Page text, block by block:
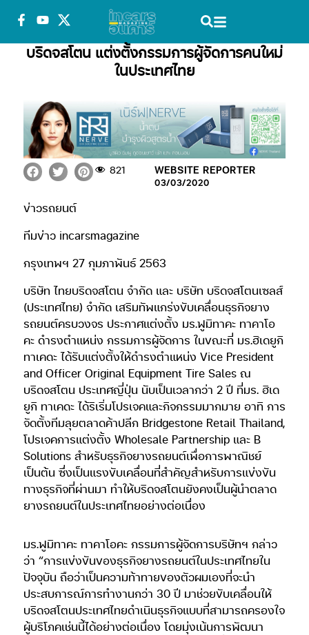
บริดจสโตน แต่งตั้งกรรมการผู้จัดการคนใหม่
ในประเทศไทย
WEBSITE REPORTER
03/03/2020
821
ข่าวรถยนต์
ทีมข่าว incarsmagazine
กรุงเทพฯ 27 กุมภาพันธ์ 2563
บริษัท ไทยบริดจสโตน จำกัด และ บริษัท บริดจสโตนเซลส์
(ประเทศไทย) จำกัด เสริมทัพแกร่งขับเคลื่อนธุรกิจยาง
รถยนต์ครบวงจร ประกาศแต่งตั้ง มร.ฟูมิทาคะ ทาคาโอ
คะ ดำรงตำแหน่ง กรรมการผู้จัดการ ในขณะที่ มร.ฮิเดยูกิ
ทาเคดะ ได้รับแต่งตั้งให้ดำรงตำแหน่ง Vice President
and Officer Original Equipment Tire Sales ณ
บริดจสโตน ประเทศญี่ปุ่น นับเป็นเวลากว่า 2 ปี ที่มร. ฮิเด
ยูกิ ทาเคดะ ได้ริเริ่มโปรเจคและกิจกรรมมากมาย อาทิ การ
จัดตั้งทีมลุยตลาดค้าปลีก Bridgestone Retail Thailand,
โปรเจคการแต่งตั้ง Wholesale Partnership และ B
Solutions สำหรับธุรกิจยางรถยนต์เพื่อการพาณิชย์
เป็นต้น ซึ่งเป็นแรงขับเคลื่อนที่สำคัญสำหรับการแข่งขัน
ทางธุรกิจที่ผ่านมา ทำให้บริดจสโตนยังคงเป็นผู้นำตลาด
ยางรถยนต์ในประเทศไทยอย่างต่อเนื่อง
มร.ฟูมิทาคะ ทาคาโอคะ กรรมการผู้จัดการบริษัทฯ กล่าว
ว่า “การแข่งขันของธุรกิจยางรถยนต์ในประเทศไทยใน
ปัจจุบัน ถือว่าเป็นความท้าทายของตัวผมเองที่จะนำ
ประสบการณ์การทำงานกว่า 30 ปี มาช่วยขับเคลื่อนให้
บริดจสโตนประเทศไทยดำเนินธุรกิจแบบที่สามารถครองใจ
ผู้บริโภคเช่นนี้ได้อย่างต่อเนื่อง โดยมุ่งเน้นการพัฒนา